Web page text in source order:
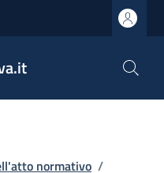
normativo /